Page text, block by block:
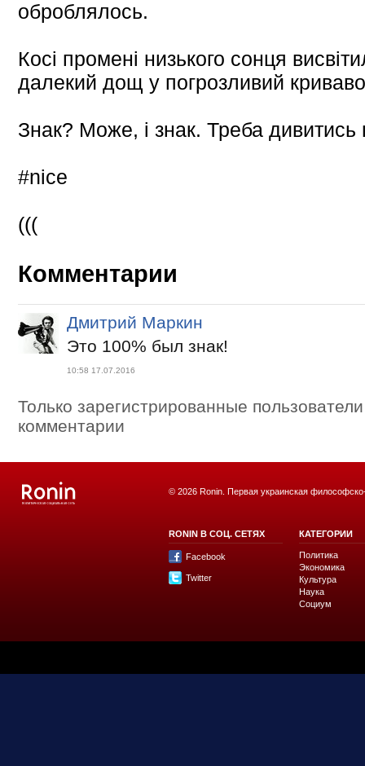
оброблялось.
Косі промені низького сонця
далекий дощ у погрозливий
Знак? Може, і знак. Треба дивитись
#nice
(((
Комментарии
Дмитрий Маркин
Это 100% был знак!
10:58 17.07.2016
Только зарегистрированные
комментарии
© 2026 Ronin. Первая украинская
RONIN В СОЦ. СЕТЯХ
Facebook
Twitter
КАТЕГОРИИ
Политика
Экономика
Культура
Наука
Социум